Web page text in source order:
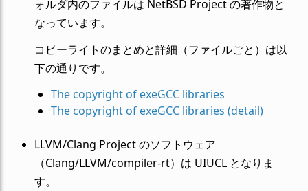
ォルダ内のファイルは NetBSD Project の著作物と
なっています。
コピーライトのまとめと詳細（ファイルごと）は以
下の通りです。
The copyright of exeGCC libraries
The copyright of exeGCC libraries (detail)
LLVM/Clang Project のソフトウェア
（Clang/LLVM/compiler-rt）は UIUCL となりま
す。